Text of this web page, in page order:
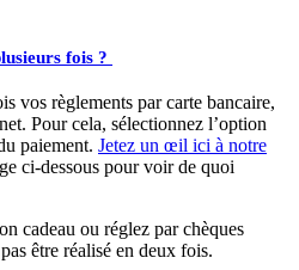
fois ?
vos règlements par carte bancaire,
Pour cela, sélectionnez l’option
paiement. Jetez un œil ici à notre
ci-dessous pour voir de quoi
cadeau ou réglez par chèques
être réalisé en deux fois.